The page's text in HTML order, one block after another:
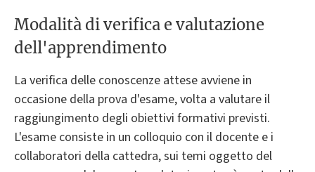
Modalità di verifica e valutazione
dell'apprendimento
La verifica delle conoscenze attese avviene in
occasione della prova d'esame, volta a valutare il
raggiungimento degli obiettivi formativi previsti.
L'esame consiste in un colloquio con il docente e i
collaboratori della cattedra, sui temi oggetto del